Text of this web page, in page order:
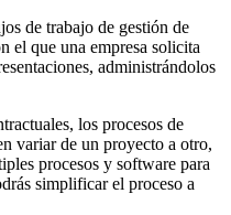
de trabajo de gestión de
el que una empresa solicita
administrándolos
los procesos de
variar de un proyecto a otro,
procesos y software para
simplificar el proceso a